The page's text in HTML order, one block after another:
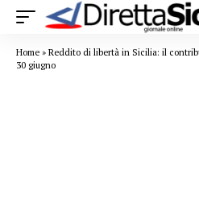
Home » Reddito di libertà in Sicilia: il
30 giugno